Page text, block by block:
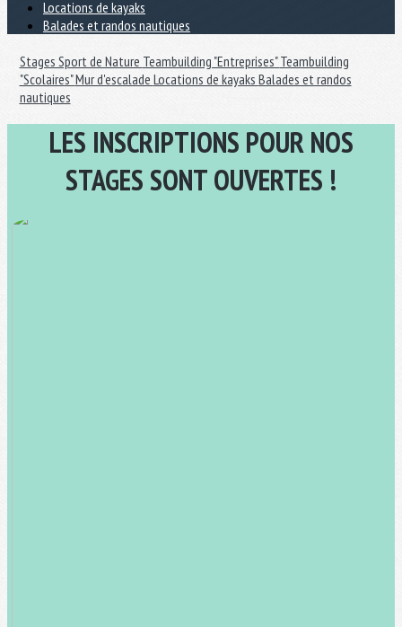
Locations de kayaks
Balades et randos nautiques
Stages Sport de Nature Teambuilding "Entreprises"Teambuilding
"Scolaires"Mur d'escalade Locations de kayaks Balades et randos
nautiques
LES INSCRIPTIONS POUR NOS
STAGES SONT OUVERTES !